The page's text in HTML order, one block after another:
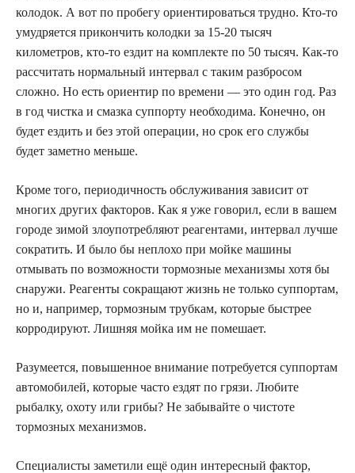
колодок. А вот по пробегу ориентироваться трудно. Кто-то
умудряется прикончить колодки за 15-20 тысяч
километров, кто-то ездит на комплекте по 50 тысяч. Как-то
рассчитать нормальный интервал с таким разбросом
сложно. Но есть ориентир по времени — это один год. Раз
в год чистка и смазка суппорту необходима. Конечно, он
будет ездить и без этой операции, но срок его службы
будет заметно меньше.
Кроме того, периодичность обслуживания зависит от
многих других факторов. Как я уже говорил, если в вашем
городе зимой злоупотребляют реагентами, интервал лучше
сократить. И было бы неплохо при мойке машины
отмывать по возможности тормозные механизмы хотя бы
снаружи. Реагенты сокращают жизнь не только суппортам,
но и, например, тормозным трубкам, которые быстрее
корродируют. Лишняя мойка им не помешает.
Разумеется, повышенное внимание потребуется суппортам
автомобилей, которые часто ездят по грязи. Любите
рыбалку, охоту или грибы? Не забывайте о чистоте
тормозных механизмов.
Специалисты заметили ещё один интересный фактор,